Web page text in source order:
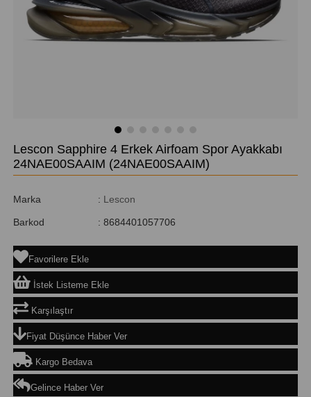
Lescon Sapphire 4 Erkek Airfoam Spor Ayakkabı
24NAE00SAAIM (24NAE00SAAIM)
Marka : Lescon
Barkod : 8684401057706
Favorilere Ekle
İstek Listeme Ekle
Karşılaştır
Fiyat Düşünce Haber Ver
Kargo Bedava
Gelince Haber Ver